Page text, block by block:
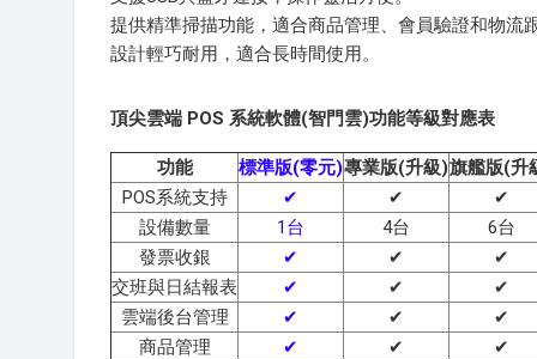
提供精準掃描功能，適合商品管理、會員驗證和物流跟
設計輕巧耐用，適合長時間使用。
頂尖雲端 POS 系統軟體(智門雲)功能等級對應表
功能 標準版(零元)專業版(升級)旗艦版(升
POS系統支持
✔ ✔
✔
設備數量
1台 4台
6台
發票收銀
✔ ✔
✔
交班與日結報表
✔ ✔
✔
雲端後台管理
✔ ✔
✔
商品管理
✔ ✔
✔